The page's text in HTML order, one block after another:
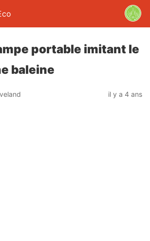
portable imitant le
baleine
il y a 4 ans